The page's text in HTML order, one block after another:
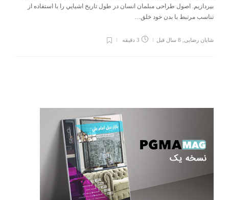
بپردازیم. اصول طراحی مبلمان انسان در طول تاريخ اشيايي را با استفاده از
تناسب مرتبط با بدن خود خلق…
شایان رضایی 8 سال قبل 3 دقیقه